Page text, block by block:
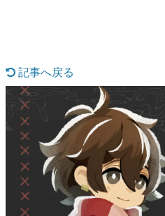
なんでゲームは面
ゲーム開発者・
具体的な形から解き明
です。
ゲームが変えた日
「経験値」「裏技」「
の起源や用法の変遷を
イニーP氏が徹底調査。
記事へ戻る